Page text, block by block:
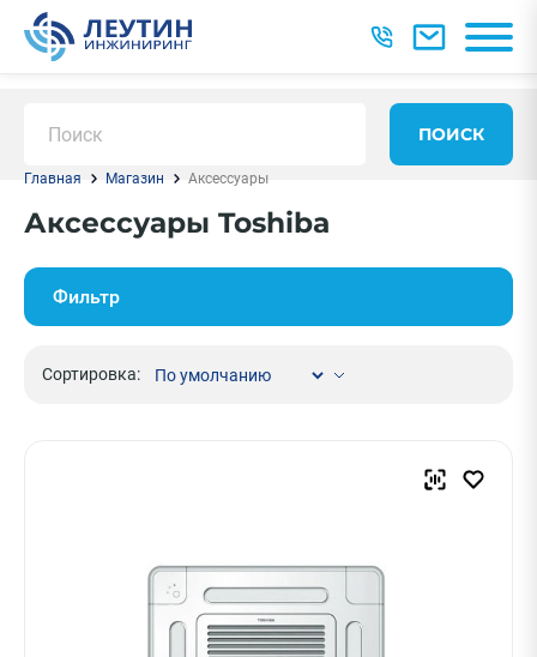
ПОИСК
Главная Магазин Аксессуары
Аксессуары Toshiba
Фильтр
Сортировка: